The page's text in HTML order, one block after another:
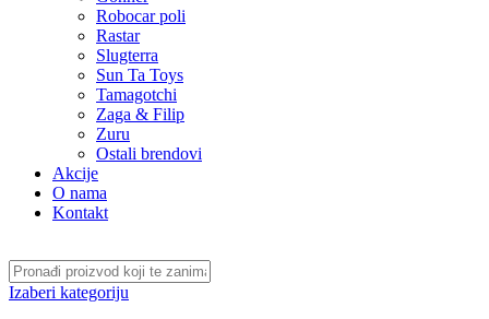
Robocar poli
Rastar
Slugterra
Sun Ta Toys
Tamagotchi
Zaga & Filip
Zuru
Ostali brendovi
Akcije
O nama
Kontakt
Izaberi kategoriju